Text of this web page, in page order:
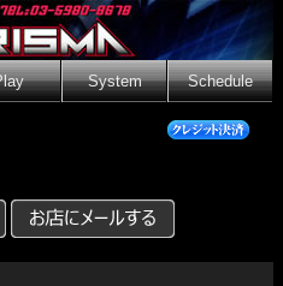
System Schedule